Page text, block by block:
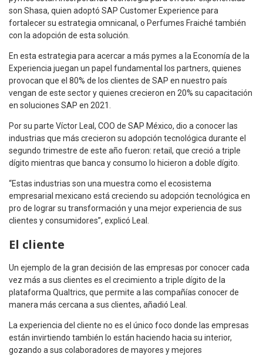
son Shasa, quien adoptó SAP Customer Experience para
fortalecer su estrategia omnicanal, o Perfumes Fraiché también
con la adopción de esta solución.
En esta estrategia para acercar a más pymes a la Economía de la
Experiencia juegan un papel fundamental los partners, quienes
provocan que el 80% de los clientes de SAP en nuestro país
vengan de este sector y quienes crecieron en 20% su capacitación
en soluciones SAP en 2021.
Por su parte Víctor Leal, COO de SAP México, dio a conocer las
industrias que más crecieron su adopción tecnológica durante el
segundo trimestre de este año fueron: retail, que creció a triple
dígito mientras que banca y consumo lo hicieron a doble dígito.
“Estas industrias son una muestra como el ecosistema
empresarial mexicano está creciendo su adopción tecnológica en
pro de lograr su transformación y una mejor experiencia de sus
clientes y consumidores”, explicó Leal.
El cliente
Un ejemplo de la gran decisión de las empresas por conocer cada
vez más a sus clientes es el crecimiento a triple dígito de la
plataforma Qualtrics, que permite a las compañías conocer de
manera más cercana a sus clientes, añadió Leal.
La experiencia del cliente no es el único foco donde las empresas
están invirtiendo también lo están haciendo hacia su interior,
gozando a sus colaboradores de mayores y mejores